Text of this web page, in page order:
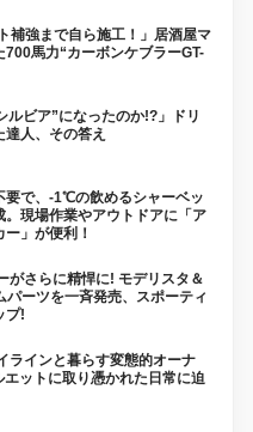
補強まで自ら施工！」居酒屋マ
700馬力“カーボンケブラーGT-
ルビア”になったのか!?」ドリ
人、その答え
要で、-1℃の飲めるシャーベッ
。現場作業やアウトドアに「ア
」が便利！
がさらに精悍に! モデリスタ＆
パーツを一斉発売、スポーティ
プ!
ラインと暮らす変態的オーナ
ットに取り憑かれた日常に迫